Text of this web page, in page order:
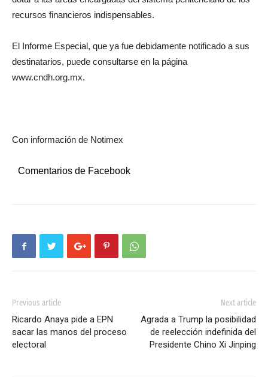
recursos financieros indispensables.
El Informe Especial, que ya fue debidamente notificado a sus
destinatarios, puede consultarse en la página
www.cndh.org.mx.
Con información de Notimex
Comentarios de Facebook
Previous article
Ricardo Anaya pide a EPN
sacar las manos del proceso
electoral
Next article
Agrada a Trump la posibilidad
de reelección indefinida del
Presidente Chino Xi Jinping